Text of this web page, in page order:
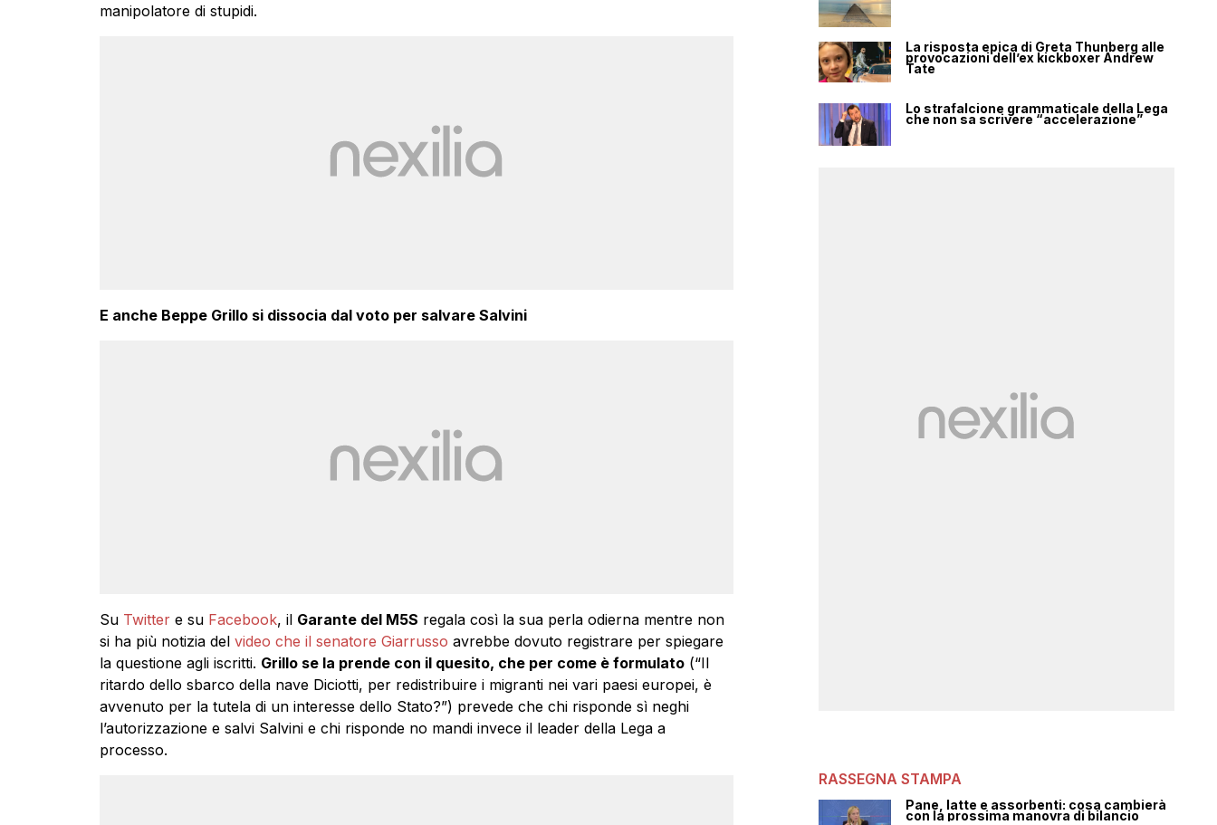
manipolatore di stupidi.
E anche Beppe Grillo si dissocia dal voto per salvare Salvini
Su Twittere su Facebook, il Garante del M5S regala così la sua perla odierna mentre non
si ha più notizia del video che il senatore Giarrusso avrebbe dovuto registrare per spiegare
la questione agli iscritti. Grillo se la prende con il quesito, che per come è formulato(“Il
ritardo dello sbarco della nave Diciotti, per redistribuire i migranti nei vari paesi europei, è
avvenuto per la tutela di un interesse dello Stato?”) prevede che chi risponde sì neghi
l’autorizzazione e salvi Salvini e chi risponde no mandi invece il leader della Lega a
processo.
La risposta epica di Greta Thunberg alle
provocazioni dell’ex kickboxer Andrew
Tate
Lo strafalcione grammaticale della Lega
che non sa scrivere “accelerazione”
RASSEGNA STAMPA
Pane, latte e assorbenti: cosa cambierà
con la prossima manovra di bilancio